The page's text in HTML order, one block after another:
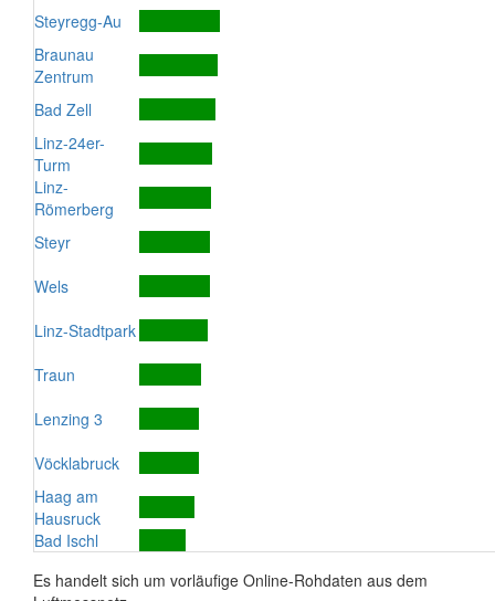
Steyregg-Au
Braunau
Zentrum
Bad Zell
Linz-24er-
Turm
Linz-
Römerberg
Steyr
Wels
Linz-Stadtpark
Traun
Lenzing 3
Vöcklabruck
Haag am
Hausruck
Bad Ischl
Es handelt sich um vorläufige Online-Rohdaten aus dem